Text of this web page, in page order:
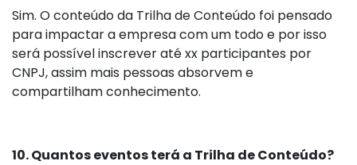
Sim. O conteúdo da Trilha de Conteúdo foi pensado
para impactar a empresa com um todo e por isso
será possível inscrever até xx participantes por
CNPJ, assim mais pessoas absorvem e
compartilham conhecimento.
10. Quantos eventos terá a Trilha de Conteúdo?